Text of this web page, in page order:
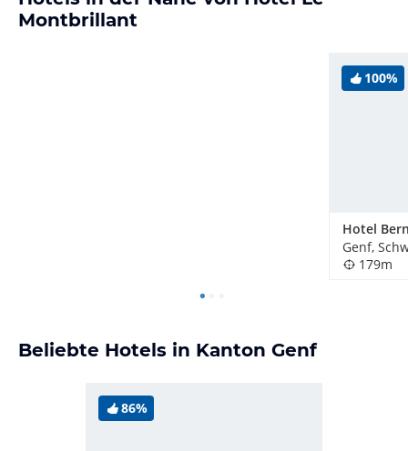
Montbrillant
100%
Genf,
179m
Beliebte Hotels in Kanton Genf
86%